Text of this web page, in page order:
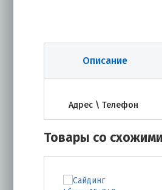
Описание
Адрес \ Телефон
Товары со